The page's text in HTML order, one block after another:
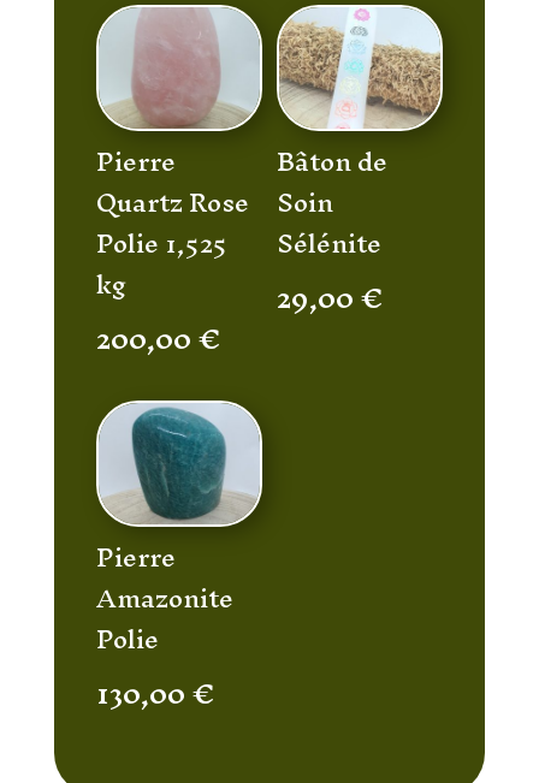
Pierre
Quartz Rose
Polie 1,525
kg
200,00€
Bâton de
Soin
Sélénite
29,00€
Pierre
Amazonite
Polie
130,00€